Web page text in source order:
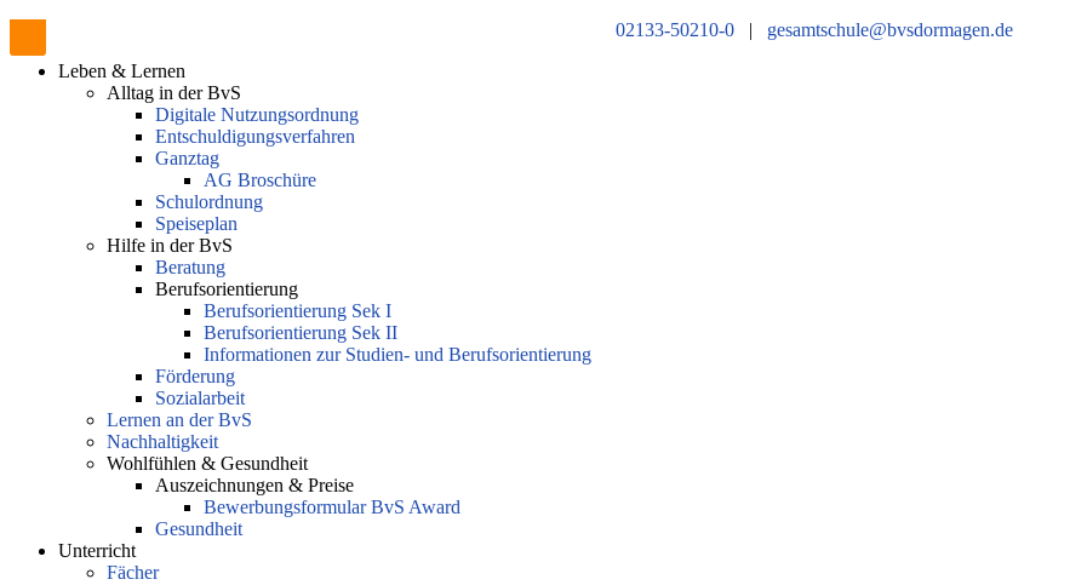
02133-50210-0 | gesamtschule@bvsdormagen.de
Leben & Lernen
Alltag in der BvS
Digitale Nutzungsordnung
Entschuldigungsverfahren
Ganztag
AG Broschüre
Schulordnung
Speiseplan
Hilfe in der BvS
Beratung
Berufsorientierung
Berufsorientierung Sek I
Berufsorientierung Sek II
Informationen zur Studien- und Berufsorientierung
Förderung
Sozialarbeit
Lernen an der BvS
Nachhaltigkeit
Wohlfühlen & Gesundheit
Auszeichnungen & Preise
Bewerbungsformular BvS Award
Gesundheit
Unterricht
Fächer